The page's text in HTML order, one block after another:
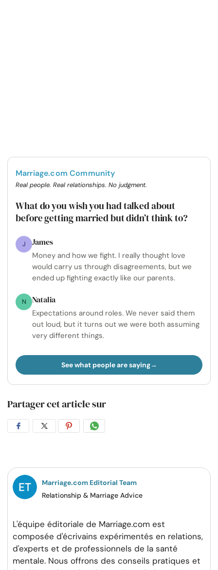
Marriage.com Community
Real people. Real relationships. No judgment.
What do you wish you had talked about
before getting married but didn’t think to?
J James
Money and how we fight. I really thought love
would carry us through disagreements, but we
ended up fighting exactly like our parents.
N Natalia
Expectations around roles. We never said them
out loud, but it turns out we were both assuming
very different things.
See what people are saying
Partager cet article sur
PartagerPartagerPartagerPartager
Marriage.com Editorial Team
Relationship & Marriage Advice
L'équipe éditoriale de Marriage.com est
composée d'écrivains expérimentés en relations,
d'experts et de professionnels de la santé
mentale. Nous offrons des conseils pratiques et